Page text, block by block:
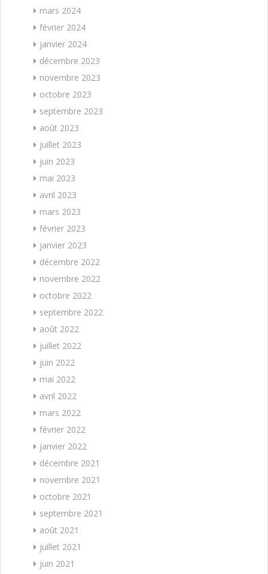
mars 2024
février 2024
janvier 2024
décembre 2023
novembre 2023
octobre 2023
septembre 2023
août 2023
juillet 2023
juin 2023
mai 2023
avril 2023
mars 2023
février 2023
janvier 2023
décembre 2022
novembre 2022
octobre 2022
septembre 2022
août 2022
juillet 2022
juin 2022
mai 2022
avril 2022
mars 2022
février 2022
janvier 2022
décembre 2021
novembre 2021
octobre 2021
septembre 2021
août 2021
juillet 2021
juin 2021